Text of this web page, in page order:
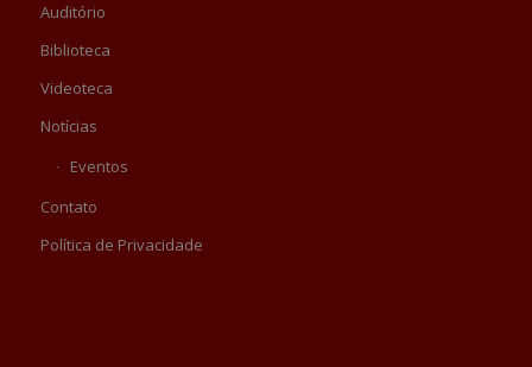
Auditório
Biblioteca
Videoteca
Notícias
Eventos
Contato
Política de Privacidade